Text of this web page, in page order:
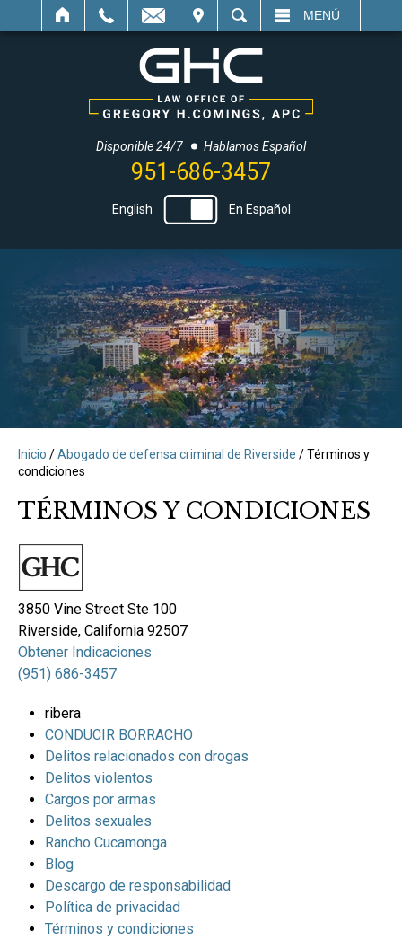
BUSCAR MENÚ
Disponible 24/7 Hablamos Español
951-686-3457
English En Español
Inicio /Abogado de defensa criminal de Riverside /Términos y
condiciones
TÉRMINOS Y CONDICIONES
3850 Vine Street Ste 100
Riverside, California 92507
Obtener Indicaciones
(951) 686-3457
ribera
CONDUCIR BORRACHO
Delitos relacionados con drogas
Delitos violentos
Cargos por armas
Delitos sexuales
Rancho Cucamonga
Blog
Descargo de responsabilidad
Política de privacidad
Términos y condiciones